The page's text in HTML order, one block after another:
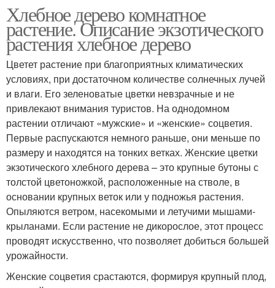
Хлебное дерево комнатное
растение. Описание экзотического
растения хлебное дерево
Цветет растение при благоприятных климатических
условиях, при достаточном количестве солнечных лучей
и влаги. Его зеленоватые цветки невзрачные и не
привлекают внимания туристов. На однодомном
растении отличают «мужские» и «женские» соцветия.
Первые распускаются немного раньше, они меньше по
размеру и находятся на тонких ветках. Женские цветки
экзотического хлебного дерева – это крупные бутоны с
толстой цветоножкой, расположенные на стволе, в
основании крупных веток или у подножья растения.
Опыляются ветром, насекомыми и летучими мышами-
крыланами. Если растение не дикорослое, этот процесс
проводят искусственно, что позволяет добиться большей
урожайности.
Женские соцветия срастаются, формируя крупный плод,